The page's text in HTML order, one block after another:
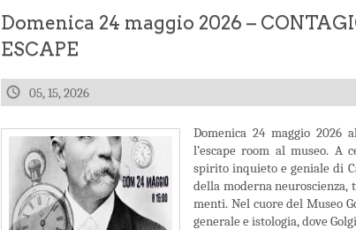
Domenica 24 maggio 2026 –
ESCAPE
05, 15, 2026
Domenica 24 maggio 2026
l’escape room al museo. A
spirito inquieto e geniale di
della moderna
menti. Nel cuore del Museo
generale e istologia, dove